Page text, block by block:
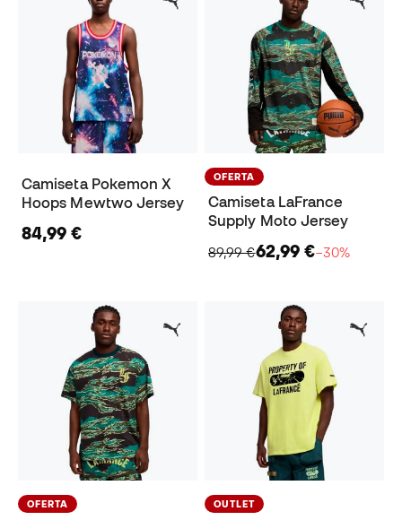
Camiseta Pokemon X
Hoops Mewtwo Jersey
84,99 €
OFERTA
Camiseta LaFrance
Supply Moto Jersey
89,99 €62,99 €−30%
OFERTA OUTLET